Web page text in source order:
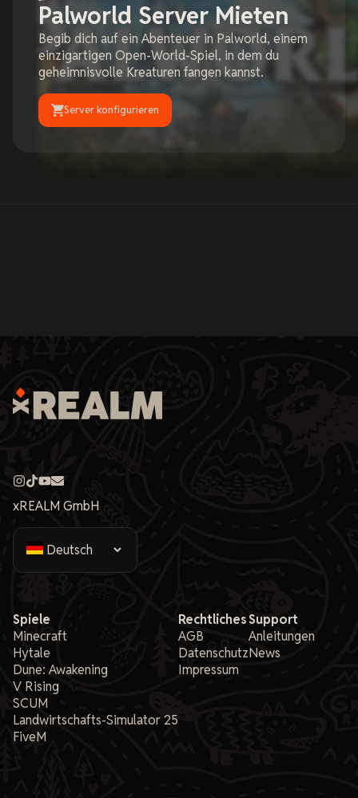
Palworld Server Mieten
Begib dich auf ein Abenteuer in Palworld, einem
einzigartigen Open-World-Spiel, in dem du
geheimnisvolle Kreaturen fangen kannst.
Server konfigurieren
xREALM GmbH
Spiele
Minecraft
Hytale
Dune: Awakening
V Rising
SCUM
Landwirtschafts-Simulator 25
FiveM
Rechtliches
AGB
Datenschutz
Impressum
Support
Anleitungen
News